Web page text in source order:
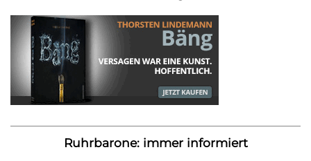
Ruhrbarone: immer informiert